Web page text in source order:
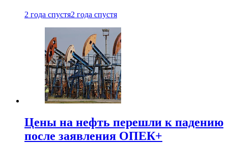
2 года спустя2 года спустя
Цены на нефть перешли к падению
после заявления ОПЕК+